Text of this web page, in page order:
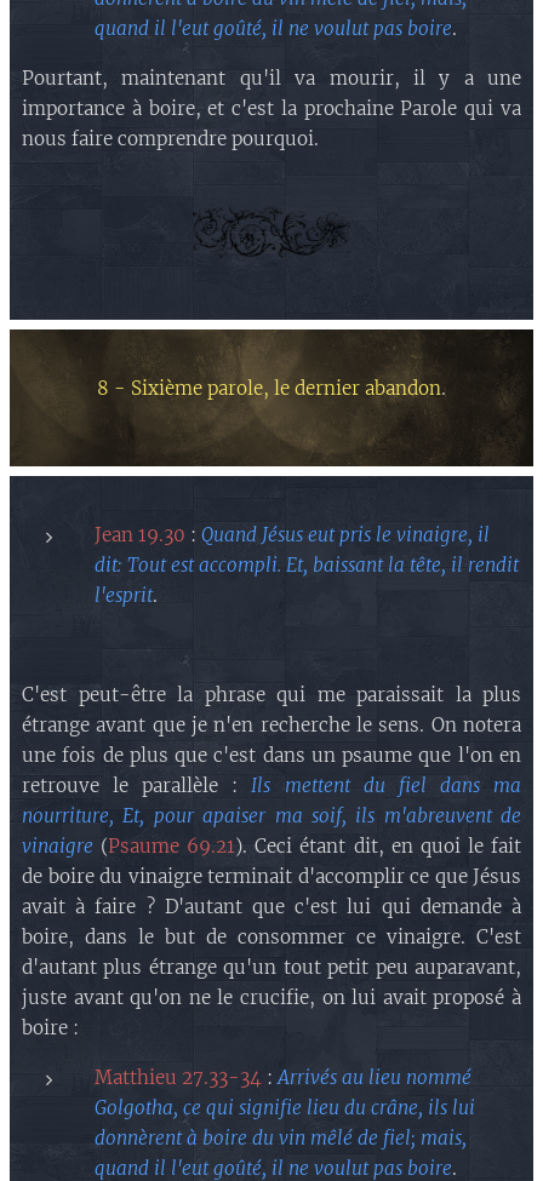
quand il l'eut goûté, il ne voulut pas boire.
Pourtant, maintenant qu'il va mourir, il y a une
importance à boire, et c'est la prochaine Parole qui va
nous faire comprendre pourquoi.
8 - Sixième parole, le dernier abandon.
Jean 19.30 : Quand Jésus eut pris le vinaigre, il
dit: Tout est accompli. Et, baissant la tête, il rendit
l'esprit.
C'est peut-être la phrase qui me paraissait la plus
étrange avant que je n'en recherche le sens. On notera
une fois de plus que c'est dans un psaume que l'on en
retrouve le parallèle :Ils mettent du fiel dans ma
nourriture, Et, pour apaiser ma soif, ils m'abreuvent de
vinaigre (Psaume 69.21). Ceci étant dit, en quoi le fait
de boire du vinaigre terminait d'accomplir ce que Jésus
avait à faire ? D'autant que c'est lui qui demande à
boire, dans le but de consommer ce vinaigre. C'est
d'autant plus étrange qu'un tout petit peu auparavant,
juste avant qu'on ne le crucifie, on lui avait proposé à
boire :
Matthieu 27.33-34 :Arrivés au lieu nommé
Golgotha, ce qui signifie lieu du crâne, ils lui
donnèrent à boire du vin mêlé de fiel; mais,
quand il l'eut goûté, il ne voulut pas boire.